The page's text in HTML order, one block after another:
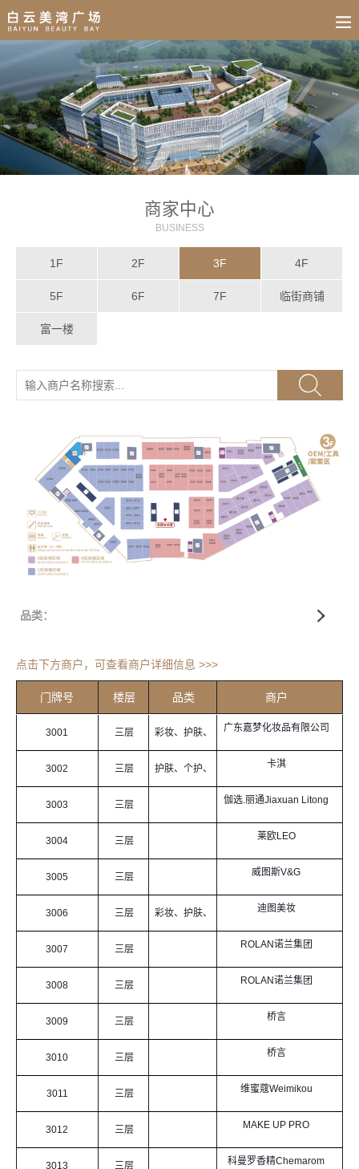
商家中心
BUSINESS
1F 2F 3F 4F
5F 6F 7F 临街商铺
富一楼
品类：
点击下方商户，可查看商户详细信息 >>>
门牌号 楼层 品类 商户
3001 三层 彩妆、护肤、
个护
广东嘉梦化妆品有限公司
3002 三层 护肤、个护、 卡淇
3003 三层 伽选.丽通Jiaxuan Litong
3004 三层 莱欧LEO
3005 三层 威图斯V&G
3006 三层 彩妆、护肤、 迪图美妆
3007 三层 ROLAN诺兰集团
3008 三层 ROLAN诺兰集团
3009 三层 桥言
3010 三层 桥言
3011 三层 维蜜蔻Weimikou
3012 三层 MAKE UP PRO
3013 三层 科曼罗香精Chemarom